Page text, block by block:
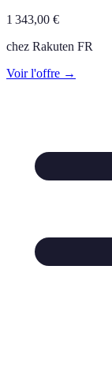
1 343,00 €
chez Rakuten FR
Voir l'offre →